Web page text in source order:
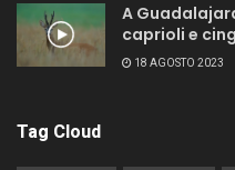
A
caprioli e
18 AGOSTO 2023
Tag Cloud